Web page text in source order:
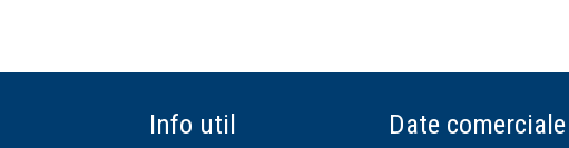
Info util Date comerciale